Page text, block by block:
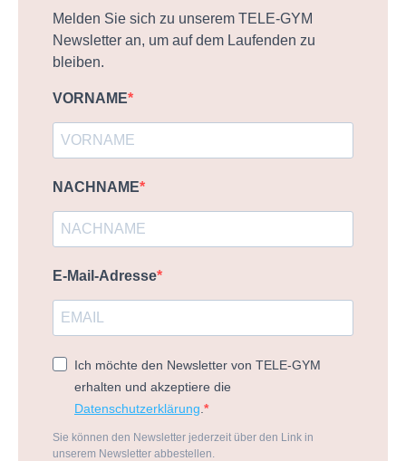
Melden Sie sich zu unserem TELE-GYM
Newsletter an, um auf dem Laufenden zu
bleiben.
VORNAME
NACHNAME
E-Mail-Adresse
Ich möchte den Newsletter von TELE-GYM
erhalten und akzeptiere die
Datenschutzerklärung
Sie können den Newsletter jederzeit über den Link in
unserem Newsletter abbestellen.